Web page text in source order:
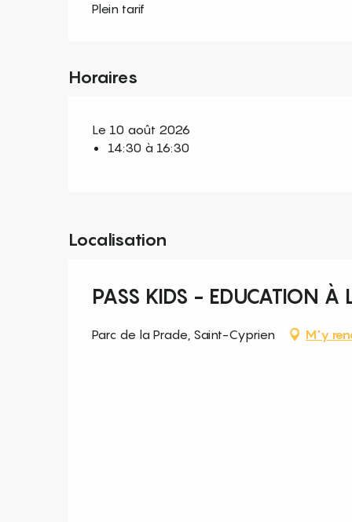
Plein tarif
Horaires
Le 10 août 2026
14:30 à 16:30
Localisation
PASS KIDS - EDUCATION À
Parc de la Prade, Saint-Cyprien M'y